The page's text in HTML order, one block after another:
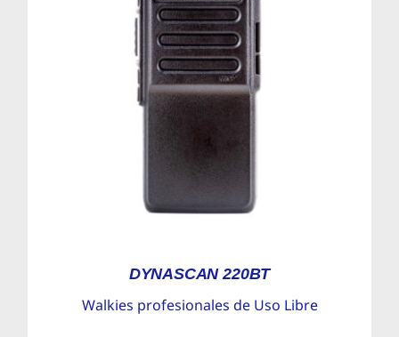
DYNASCAN 220BT
Walkies profesionales de Uso Libre